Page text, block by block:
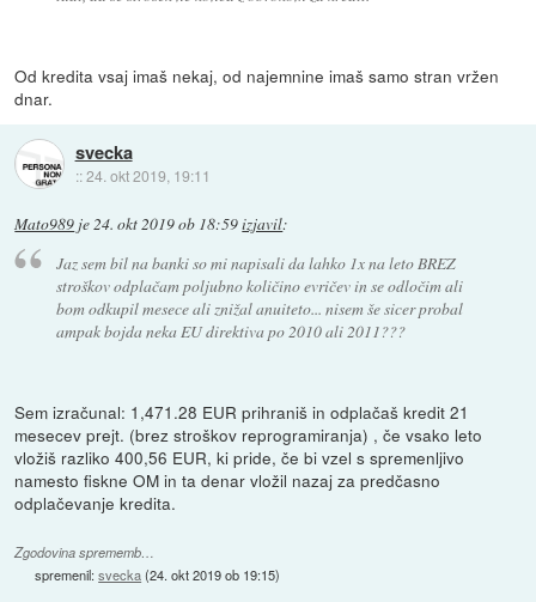
Od kredita vsaj imaš nekaj, od najemnine imaš samo stran vržen
dnar.
svecka
::24. okt 2019, 19:11
Mato989 je24. okt 2019 ob 18:59izjavil:
Jaz sem bil na banki so mi napisali da lahko 1x na leto BREZ
stroškov odplačam poljubno količino evričev in se odločim ali
bom odkupil mesece ali znižal anuiteto... nisem še sicer probal
ampak bojda neka EU direktiva po 2010 ali 2011???
Sem izračunal: 1,471.28 EUR prihraniš in odplačaš kredit 21
mesecev prejt. (brez stroškov reprogramiranja) , če vsako leto
vložiš razliko 400,56 EUR, ki pride, če bi vzel s spremenljivo
namesto fiskne OM in ta denar vložil nazaj za predčasno
odplačevanje kredita.
Zgodovina sprememb…
spremenil:svecka(24. okt 2019 ob 19:15)